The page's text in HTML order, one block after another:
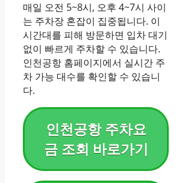
매일 오전 5~8시, 오후 4~7시 사이
는 주차장 혼잡이 집중됩니다. 이
시간대를 피해 방문하면 입차 대기
없이 빠르게 주차할 수 있습니다.
인천공항 홈페이지에서 실시간 주
차 가능 대수를 확인할 수 있습니
다.
인천공항 주차요
금 조회 바로가기